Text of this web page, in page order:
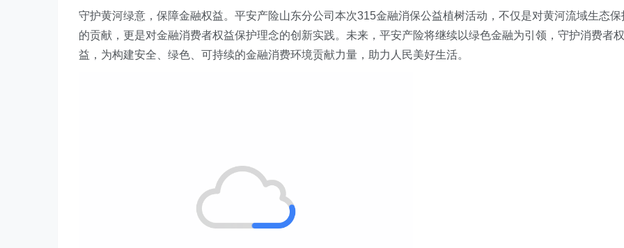
守护黄河绿意，保障金融权益。平安产险山东分公司本次315金融消保公益植树活动，不仅是对黄河流域生态保
的贡献，更是对金融消费者权益保护理念的创新实践。未来，平安产险将继续以绿色金融为引领，守护消费者权
益，为构建安全、绿色、可持续的金融消费环境贡献力量，助力人民美好生活。